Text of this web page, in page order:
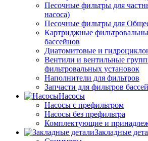
Песочные фильтры для
насоса)
Песочные фильтры для
Картриджные
бассейнов
Диатомитовые и
Вентили и вентильные
фильтровальных установок
Наполнители для фильтров
Запчасти для фильтров
Насосы
Насосы с префильтром
Насосы без префильтра
Комплектующие и
Закладные